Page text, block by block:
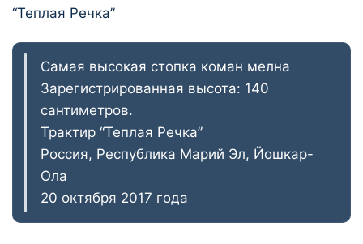
“Теплая Речка”
Самая высокая стопка коман мелна
Зарегистрированная высота: 140
сантиметров.
Трактир “Теплая Речка”
Россия, Республика Марий Эл, Йошкар-
Ола
20 октября 2017 года